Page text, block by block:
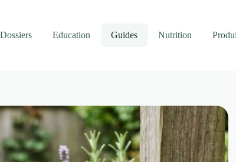
Dossiers Education Guides Nutrition